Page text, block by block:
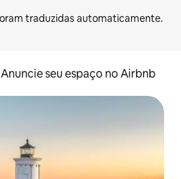
Anuncie seu espaço no Airbnb